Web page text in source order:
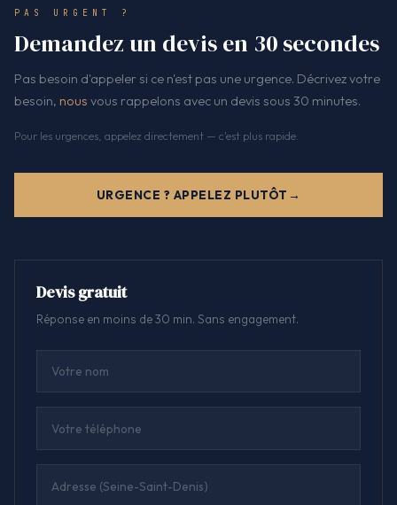
PAS URGENT ?
Demandez un devis en 30 secondes
Pas besoin d'appeler si ce n'est pas une urgence. Décrivez votre
besoin, nous vous rappelons avec un devis sous 30 minutes.
Pour les urgences, appelez directement — c'est plus rapide.
URGENCE ? APPELEZ PLUTÔT
Devis gratuit
Réponse en moins de 30 min. Sans engagement.